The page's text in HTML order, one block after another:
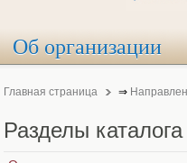
Об организации
Главная страница ⇒
Разделы каталога